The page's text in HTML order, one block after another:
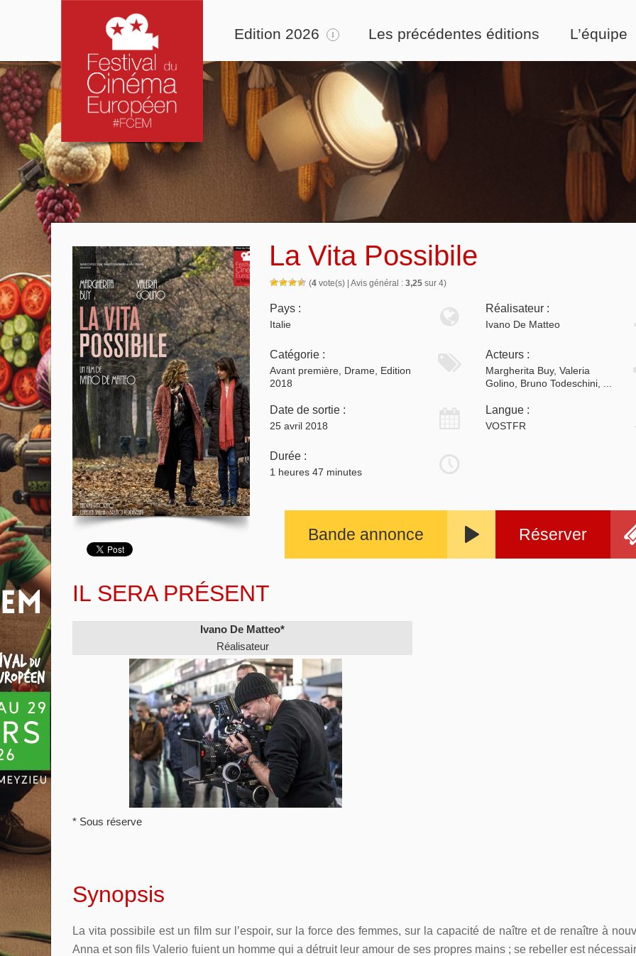
Edition 2026 Les précédentes éditions L’équipe
La Vita Possibile
(4 vote(s) | Avis général : 3,25 sur 4)
Pays :
Italie
Catégorie :
Avant première, Drame, Edition
2018
Date de sortie :
25 avril 2018
Durée :
1 heures 47 minutes
Réalisateur :
Ivano De Matteo
Acteurs :
Margherita Buy, Valeria
Golino, Bruno Todeschini, ...
Langue :
VOSTFR
Réserver
Bande annonce
IL SERA PRÉSENT
Ivano De Matteo*
Réalisateur
* Sous réserve
Synopsis
La vita possibile est un film sur l’espoir, sur la force des femmes, sur la capacité de naître et de renaître à
Anna et son fils Valerio fuient un homme qui a détruit leur amour de ses propres mains ; se rebeller est